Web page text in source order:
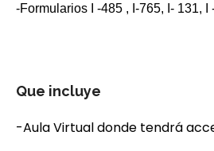
-Formularios I -485 , I-765, I- 131, I
Que incluye
-Aula Virtual donde tendrá